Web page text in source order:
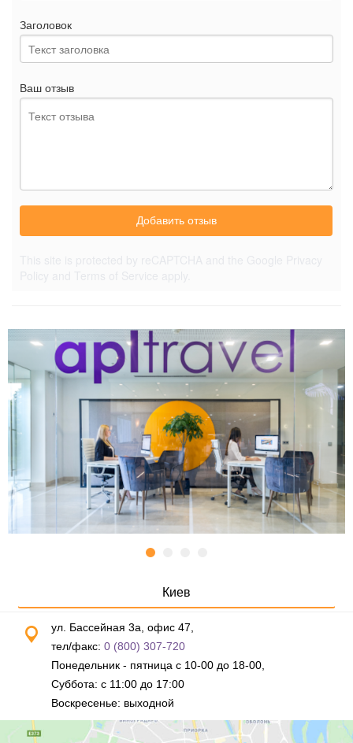
Заголовок
Ваш отзыв
Добавить отзыв
Киев
ул. Бассейная 3а, офис 47,
тел/факс: 0 (800) 307-720
Понедельник - пятница с 10-00 до 18-00,
Суббота: с 11:00 до 17:00
Воскресенье: выходной